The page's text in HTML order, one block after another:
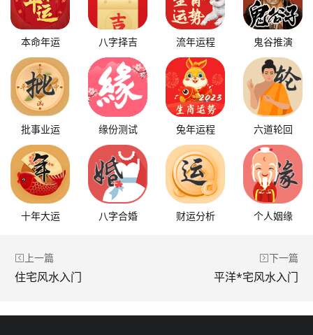
本命年运 八字择吉 流年运程 鬼谷推演
批事业运 缘份测试 兔年运程 六道轮回
十年大运 八字合婚 财运分析 个人姻缘
上一篇
住宅风水入门
下一篇
平洋*宅风水入门